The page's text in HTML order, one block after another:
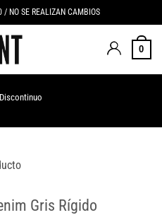
NO SE REALIZAN CAMBIOS
0
Discontinuo
Gris Rígido